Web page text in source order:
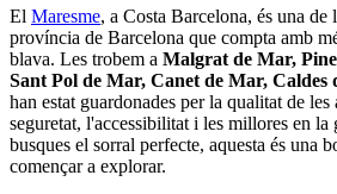
El Maresme, a Costa Barcelona, és una de
província de Barcelona que compta amb
blava. Les trobem a Malgrat de Mar,
Sant Pol de Mar, Canet de Mar,
han estat guardonades per la qualitat de les
seguretat, l'accessibilitat i les millores en la
busques el sorral perfecte, aquesta és una
començar a explorar.